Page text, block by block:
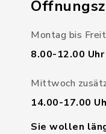
Montag bis
8.00-12.00 Uhr
Mittwoch
14.00-17.00
Sie wollen